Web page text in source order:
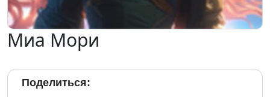
Миа Мори
Поделиться: